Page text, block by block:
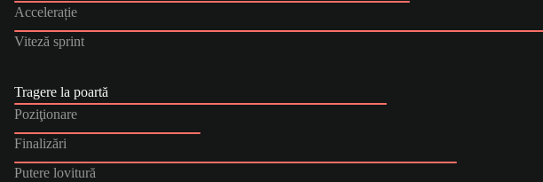
Accelerație
Viteză sprint
Tragere la poartă
Poziţionare
Finalizări
Putere lovitură